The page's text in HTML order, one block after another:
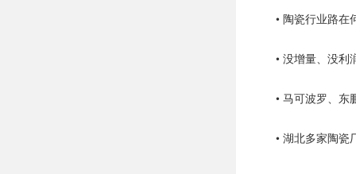
• 没增量、没利
• 马可波罗、东